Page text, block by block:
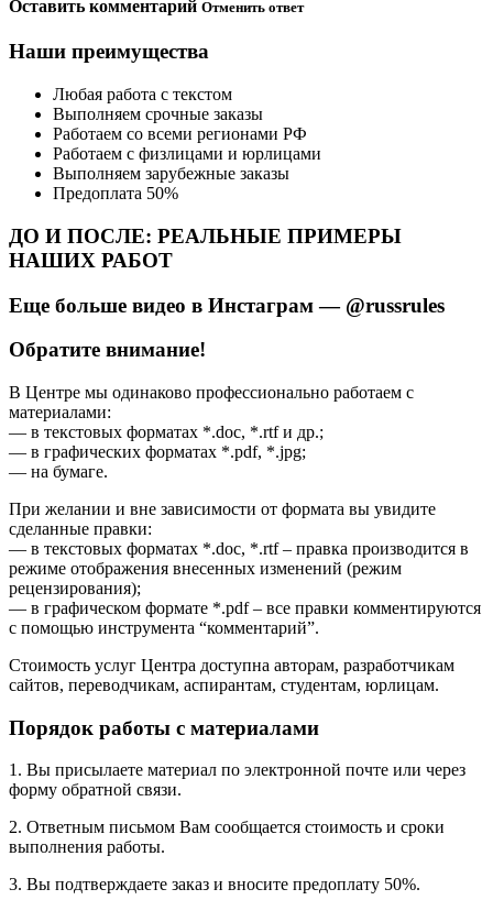
Оставить комментарий Отменить ответ
Наши преимущества
Любая работа с текстом
Выполняем срочные заказы
Работаем со всеми регионами РФ
Работаем с физлицами и юрлицами
Выполняем зарубежные заказы
Предоплата 50%
ДО И ПОСЛЕ: РЕАЛЬНЫЕ ПРИМЕРЫ
НАШИХ РАБОТ
Еще больше видео в Инстаграм — @russrules
Обратите внимание!
В Центре мы одинаково профессионально работаем с
материалами:
— в текстовых форматах *.doc, *.rtf и др.;
— в графических форматах *.pdf, *.jpg;
— на бумаге.
При желании и вне зависимости от формата вы увидите
сделанные правки:
— в текстовых форматах *.doc, *.rtf – правка производится в
режиме отображения внесенных изменений (режим
рецензирования);
— в графическом формате *.pdf – все правки комментируются
с помощью инструмента “комментарий”.
Стоимость услуг Центра доступна авторам, разработчикам
сайтов, переводчикам, аспирантам, студентам, юрлицам.
Порядок работы с материалами
1. Вы присылаете материал по электронной почте или через
форму обратной связи.
2. Ответным письмом Вам сообщается стоимость и сроки
выполнения работы.
3. Вы подтверждаете заказ и вносите предоплату 50%.